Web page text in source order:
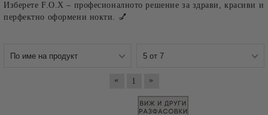
Изберете F.O.X – професионалното решение за здрави, красиви и
перфектно оформени нокти. 💅
« 1 »